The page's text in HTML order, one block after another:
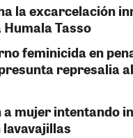
la excarcelación
Tasso
feminicida en
represalia
mujer intentando
lavavajillas